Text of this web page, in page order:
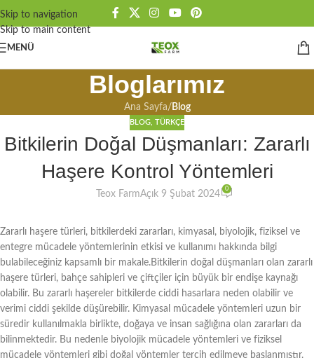
Skip to navigation
Skip to main content
MENÜ
Bloglarımız
Ana Sayfa/ Blog
BLOG TÜRKÇE
Bitkilerin Doğal Düşmanları: Zararlı
Haşere Kontrol Yöntemleri
Teox FarmAçık 9 Şubat 2024
0
Zararlı haşere türleri, bitkilerdeki zararları, kimyasal, biyolojik, fiziksel ve
entegre mücadele yöntemlerinin etkisi ve kullanımı hakkında bilgi
bulabileceğiniz kapsamlı bir makale.Bitkilerin doğal düşmanları olan zararlı
haşere türleri, bahçe sahipleri ve çiftçiler için büyük bir endişe kaynağı
olabilir. Bu zararlı haşereler bitkilerde ciddi hasarlara neden olabilir ve
verimi ciddi şekilde düşürebilir. Kimyasal mücadele yöntemleri uzun bir
süredir kullanılmakla birlikte, doğaya ve insan sağlığına olan zararları da
bilinmektedir. Bu nedenle biyolojik mücadele yöntemleri ve fiziksel
mücadele yöntemleri gibi doğal yöntemler tercih edilmeye başlanmıştır.